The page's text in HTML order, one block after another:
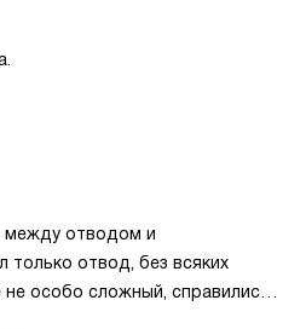
задачей, но и придает
между отводом и
только отвод, без всяких
особо сложный, справились